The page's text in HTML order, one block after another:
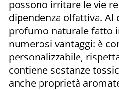
possono irritare le vie
dipendenza olfattiva. Al
profumo naturale fatto
numerosi vantaggi: è
personalizzabile,
contiene sostanze
anche proprietà